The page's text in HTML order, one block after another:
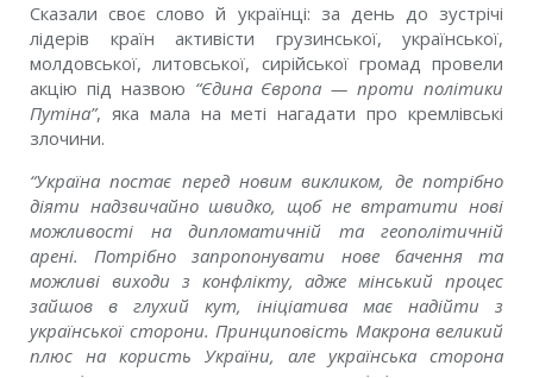
Сказали своє слово й українці: за день до зустрічі
лідерів країн активісти грузинської, української,
молдовської, литовської, сирійської громад провели
акцію під назвою “Єдина Європа — проти політики
Путіна”, яка мала на меті нагадати про кремлівські
злочини.
“Україна постає перед новим викликом, де потрібно
діяти надзвичайно швидко, щоб не втратити нові
можливості на дипломатичній та геополітичній
арені. Потрібно запропонувати нове бачення та
можливі виходи з конфлікту, адже мінський процес
зайшов в глухий кут, ініціатива має надійти з
української сторони. Принциповість Макрона великий
плюс на користь України, але українська сторона